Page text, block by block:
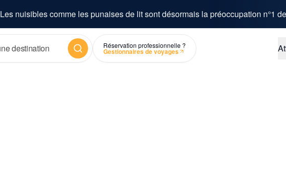
Les nuisibles comme les punaises de lit sont désormais la préoccupation n°1
RechercherRéservation professionnelle ?
Gestionnaires de voyages